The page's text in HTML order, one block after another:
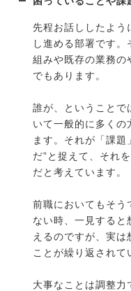
先程お話ししたよう
し進める部署です
組みや既存の業務の
でもあります。
誰が、ということで
いて一般的に多くの
ます。それが「課
だ”と捉えて、それ
だと考えています。
前職においてもそう
ない時、一見すると
えるのですが、実は
ことが繰り返されて
大事なことは調整力